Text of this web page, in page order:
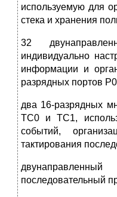
используемую для
стека и хранения
32
индивидуально
информации и
разрядных портов
два 16-разрядных
TC0 и TC1,
событий,
тактирования
последовательный